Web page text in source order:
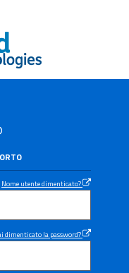
Nome utente dimenticato?
dimenticato la password?